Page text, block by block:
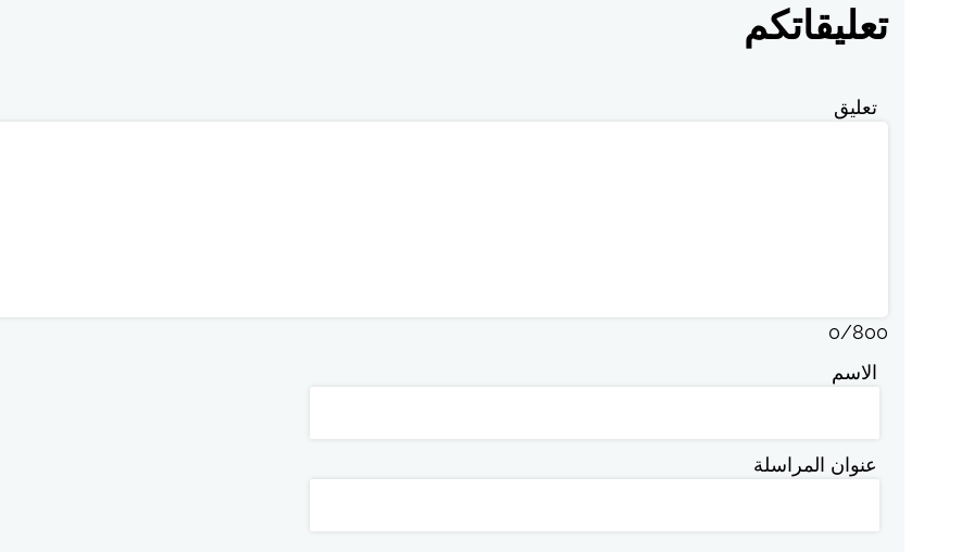
تعليقاتكم
تعليق
0/800
الاسم
عنوان المراسلة